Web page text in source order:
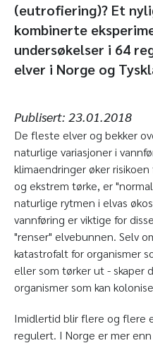
(eutrofiering)? Et
kombinerte
undersøkelser i 64
elver i Norge og
Publisert: 23.01.2018
De fleste elver og bekker
naturlige variasjoner i
klimaendringer øker
og ekstrem tørke, er
naturlige rytmen i elvas
vannføring er viktige for
"renser" elvebunnen. Selv
katastrofalt for organismer
eller som tørker ut - skaper
organismer som kan
Imidlertid blir flere og flere
regulert. I Norge er mer